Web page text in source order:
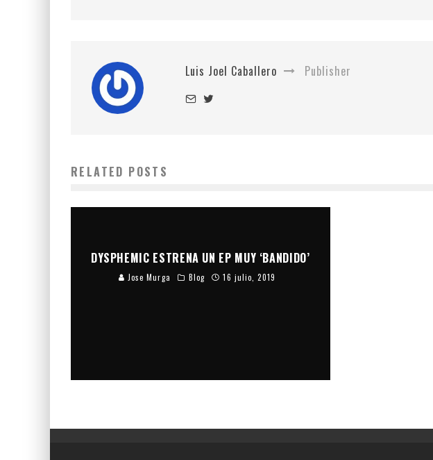
Luis Joel Caballero Publisher
RELATED POSTS
DYSPHEMIC ESTRENA UN EP MUY ‘BANDIDO’
Jose Murga Blog 16 julio, 2019